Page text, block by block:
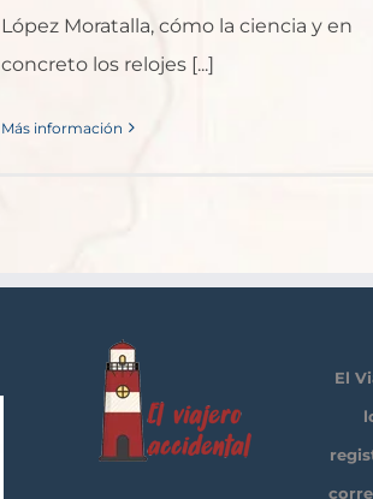
López Moratalla, cómo la ciencia y en
concreto los relojes [...]
Más información
El